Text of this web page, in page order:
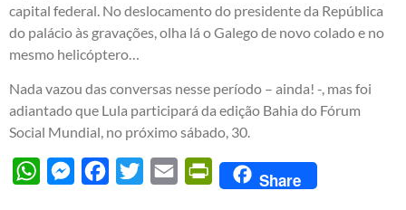
capital federal. No deslocamento do presidente da República
do palácio às gravações, olha lá o Galego de novo colado e no
mesmo helicóptero…
Nada vazou das conversas nesse período – ainda! -, mas foi
adiantado que Lula participará da edição Bahia do Fórum
Social Mundial, no próximo sábado, 30.
WhatsAppMessengerFacebook
Twitter Email PrintFriendly
Share